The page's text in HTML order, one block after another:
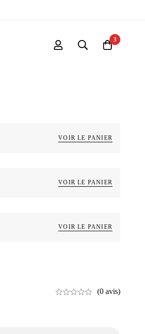
3
VOIR LE PANIER
VOIR LE PANIER
VOIR LE PANIER
(0 avis)